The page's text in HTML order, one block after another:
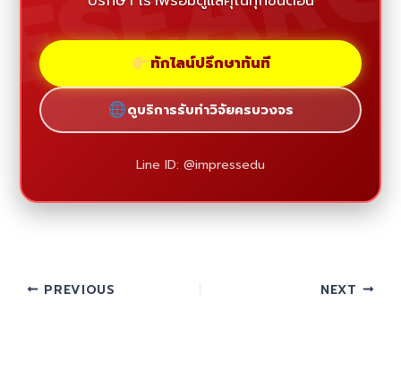
ทักไลน์ปรึกษาทันที
ดูบริการรับทำวิจัยครบวงจร
Line ID: @impressedu
PREVIOUS NEXT